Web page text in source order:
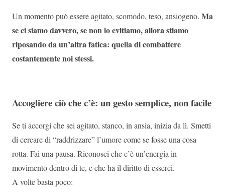
Un momento può essere agitato, scomodo, teso, ansiogeno. Ma
se ci siamo davvero, se non lo evitiamo, allora stiamo
riposando da un’altra fatica: quella di combattere
costantemente noi stessi.
Accogliere ciò che c’è: un gesto semplice, non facile
Se ti accorgi che sei agitato, stanco, in ansia, inizia da lì. Smetti
di cercare di “raddrizzare” l’umore come se fosse una cosa
rotta. Fai una pausa. Riconosci che c’è un’energia in
movimento dentro di te, e che ha il diritto di esserci.
A volte basta poco: